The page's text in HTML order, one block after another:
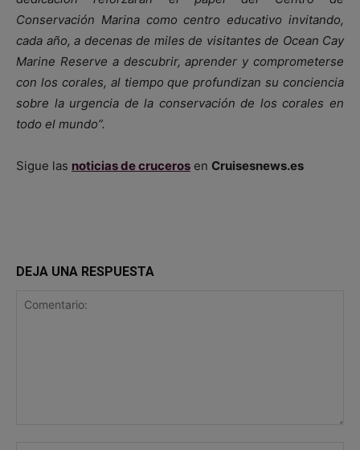
Conservación Marina como centro educativo invitando,
cada año, a decenas de miles de visitantes de Ocean Cay
Marine Reserve a descubrir, aprender y comprometerse
con los corales, al tiempo que profundizan su conciencia
sobre la urgencia de la conservación de los corales en
todo el mundo”.
Sigue las noticias de cruceros en Cruisesnews.es
DEJA UNA RESPUESTA